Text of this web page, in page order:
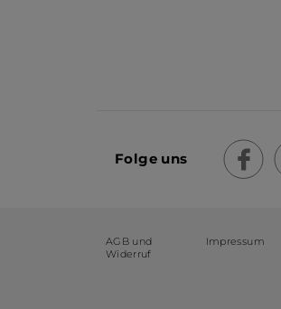
Folge uns
AGB und
Widerruf
Impressum